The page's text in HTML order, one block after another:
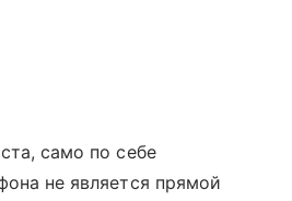
само по себе
не является прямой